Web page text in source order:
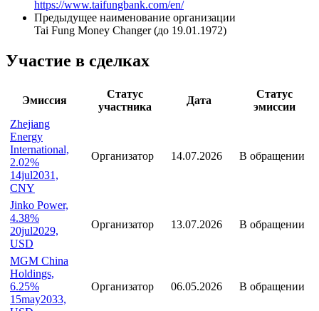
https://www.taifungbank.com/en/
Предыдущее наименование организации
Tai Fung Money Changer (до 19.01.1972)
Участие в сделках
Эмиссия
Статус
участника
Дата
Статус
эмиссии
Zhejiang
Energy
International,
2.02%
14jul2031,
CNY
Организатор 14.07.2026 В обращении
Jinko Power,
4.38%
20jul2029,
USD
Организатор 13.07.2026 В обращении
MGM China
Holdings,
6.25%
15may2033,
Организатор 06.05.2026 В обращении